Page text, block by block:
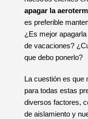
apagar la
es preferible
¿Es mejor
de vacaciones?
que debo ponerlo?
La cuestión es que
para todas estas
diversos factores,
de aislamiento y